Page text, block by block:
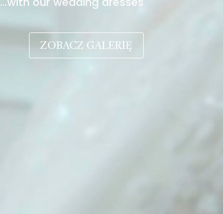
ZOBACZ GALERIĘ